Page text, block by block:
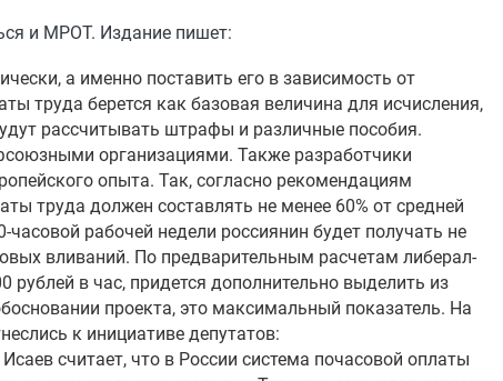
и МРОТ. Издание пишет:
а именно поставить его в зависимость от
труда берется как базовая величина для исчисления,
рассчитывать штрафы и различные пособия.
организациями. Также разработчики
опыта. Так, согласно рекомендациям
труда должен составлять не менее 60% от средней
рабочей недели россиянин будет получать не
вливаний. По предварительным расчетам либерал-
в час, придется дополнительно выделить из
проекта, это максимальный показатель. На
к инициативе депутатов:
считает, что в России система почасовой оплаты